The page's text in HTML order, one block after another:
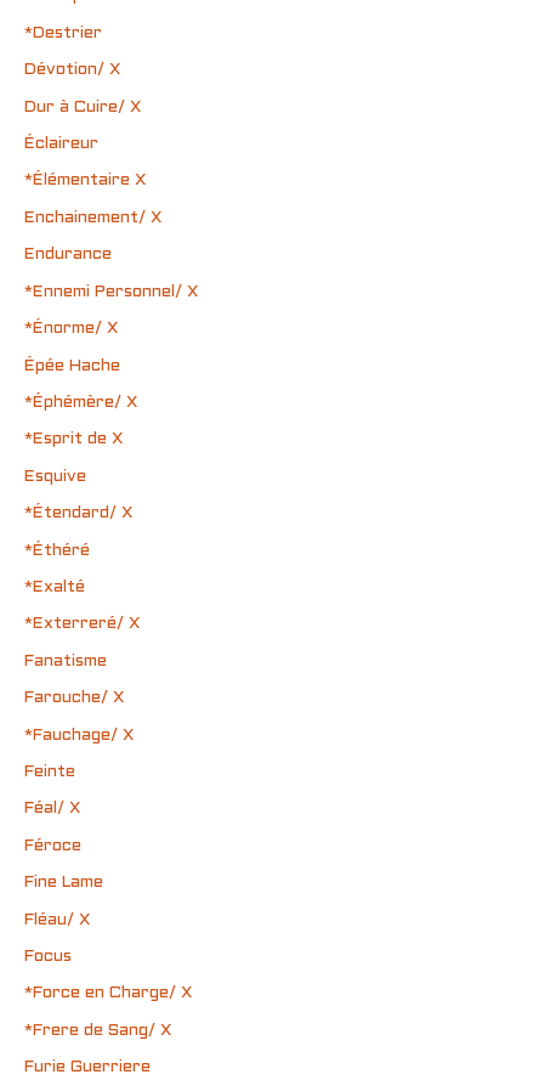
*Destrier
Dévotion/ X
Dur à Cuire/ X
Éclaireur
*Élémentaire X
Enchainement/ X
Endurance
*Ennemi Personnel/ X
*Énorme/ X
Épée Hache
*Éphémère/ X
*Esprit de X
Esquive
*Étendard/ X
*Éthéré
*Exalté
*Exterreré/ X
Fanatisme
Farouche/ X
*Fauchage/ X
Feinte
Féal/ X
Féroce
Fine Lame
Fléau/ X
Focus
*Force en Charge/ X
*Frere de Sang/ X
Furie Guerriere